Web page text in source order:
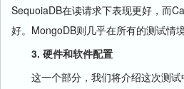
SequoiaDB在读请求下表现更好，而
好。MongoDB则几乎在所有的测试情
3. 硬件和软件配置
这一个部分，我们将介绍这次测试